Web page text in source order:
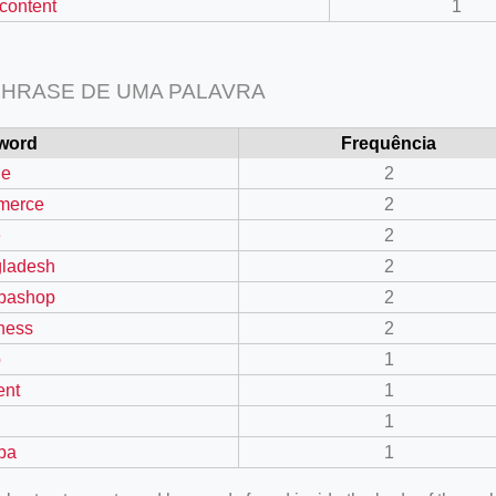
1
DE UMA PALAVRA
Frequência
2
2
2
2
2
2
1
1
1
1